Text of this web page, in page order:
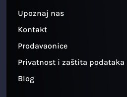
Upoznaj nas
Kontakt
Prodavaonice
Privatnost i zaštita podataka
Blog